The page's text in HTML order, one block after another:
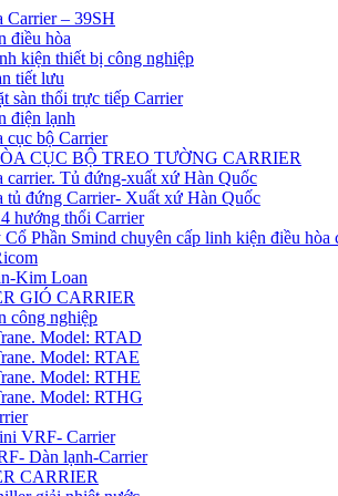
Carrier – 39SH
điều hòa
kiện thiết bị công nghiệp
tiết lưu
sàn thổi trực tiếp Carrier
điện lạnh
cục bộ Carrier
CỤC BỘ TREO TƯỜNG CARRIER
carrier. Tủ đứng-xuất xứ Hàn Quốc
tủ đứng Carrier- Xuất xứ Hàn Quốc
4 hướng thổi Carrier
Phần Smind chuyên cấp linh kiện điều hòa
Kim Loan
GIÓ CARRIER
công nghiệp
Model: RTAD
Model: RTAE
Model: RTHE
Model: RTHG
VRF- Carrier
Dàn lạnh-Carrier
CARRIER